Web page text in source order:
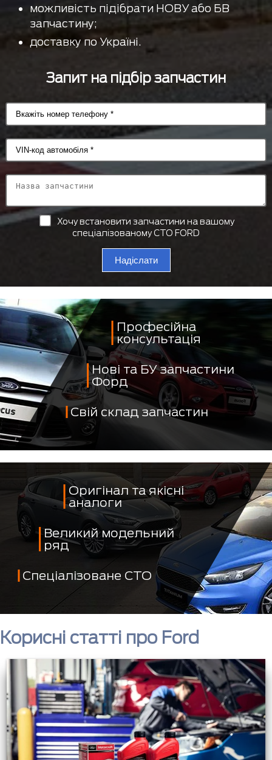
можливість підібрати НОВУ або БВ
запчастину;
доставку по Україні.
Запит на підбір запчастин
Хочу встановити запчастини на вашому
спеціалізованому СТО FORD
Надіслати
Професійна
консультація
Нові та БУ запчастини
Форд
Свій склад запчастин
Оригінал та якісні
аналоги
Великий модельний
ряд
Спеціалізоване СТО
Корисні статті про Ford